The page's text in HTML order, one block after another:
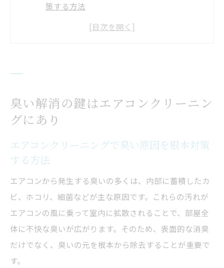
策する方法
カビやホコリの臭いを徹底除去するエアコ
度とタイミング
エアコンクリーニングで快適な空間を実現
するコツ
嫌なニオイ対策なら脱臭クリーニングが有効
脱臭に強いエアコンクリーニングの選び方
とポイント
エアコンの酸っぱい臭いに効くクリーニン
グ方法
オゾン脱臭とエアコンクリーニングの効果
臭い解消の鍵はエアコンクリーニン
グにあり
エアコンクリーニングで臭い原因を根本対策
する方法
エアコンから発生する臭いの多くは、内部に蓄積したカ
ビ、ホコリ、細菌などが主な原因です。これらの汚れが
エアコンの風に乗って室内に拡散されることで、部屋全
体に不快な臭いが広がります。そのため、表面的な消臭
だけでなく、臭いの元を根本から除去することが重要で
す。